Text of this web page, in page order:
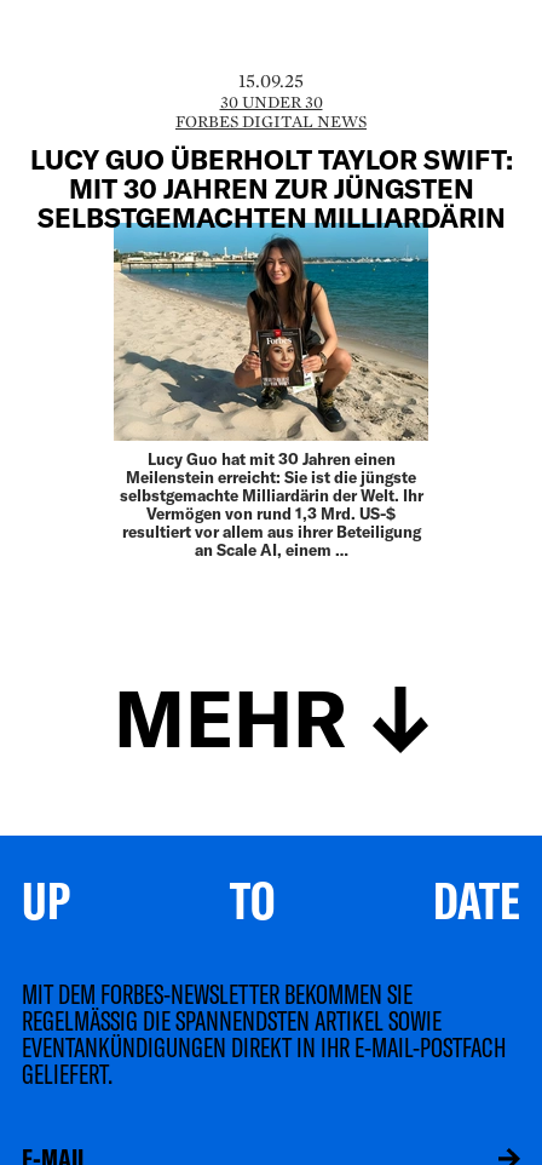
15.09.25
30 UNDER 30
FORBES DIGITAL NEWS
LUCY GUO ÜBERHOLT TAYLOR SWIFT:
MIT 30 JAHREN ZUR JÜNGSTEN
SELBSTGEMACHTEN MILLIARDÄRIN
Lucy Guo hat mit 30 Jahren einen
Meilenstein erreicht: Sie ist die jüngste
selbstgemachte Milliardärin der Welt. Ihr
Vermögen von rund 1,3 Mrd. US-$
resultiert vor allem aus ihrer Beteiligung
an Scale AI, einem …
MEHR
UP TO DATE
MIT DEM FORBES-NEWSLETTER BEKOMMEN SIE
REGELMÄSSIG DIE SPANNENDSTEN ARTIKEL SOWIE
EVENTANKÜNDIGUNGEN DIREKT IN IHR E-MAIL-POSTFACH
GELIEFERT.